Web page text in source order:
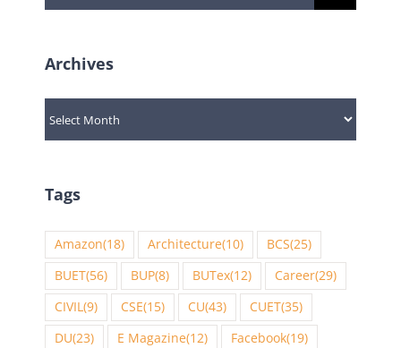
for:
Archives
Archives
Tags
Amazon(18) Architecture(10) BCS(25)
BUET(56) BUP(8) BUTex(12) Career(29)
CIVIL(9) CSE(15) CU(43) CUET(35)
DU(23) E Magazine(12) Facebook(19)